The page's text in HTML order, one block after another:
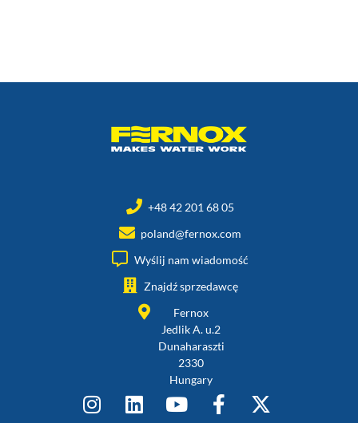
+48 42 201 68 05
poland@fernox.com
Wyślij nam wiadomość
Znajdź sprzedawcę
Fernox
Jedlik A. u.2
Dunaharaszti
2330
Hungary